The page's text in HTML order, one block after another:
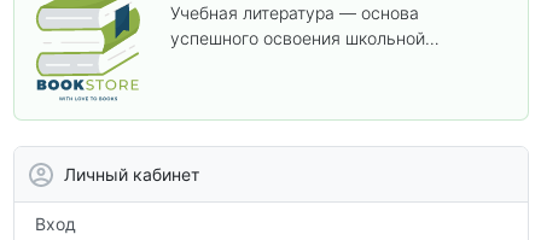
Учебная литература — основа
успешного освоения школьной
Личный кабинет
Вход